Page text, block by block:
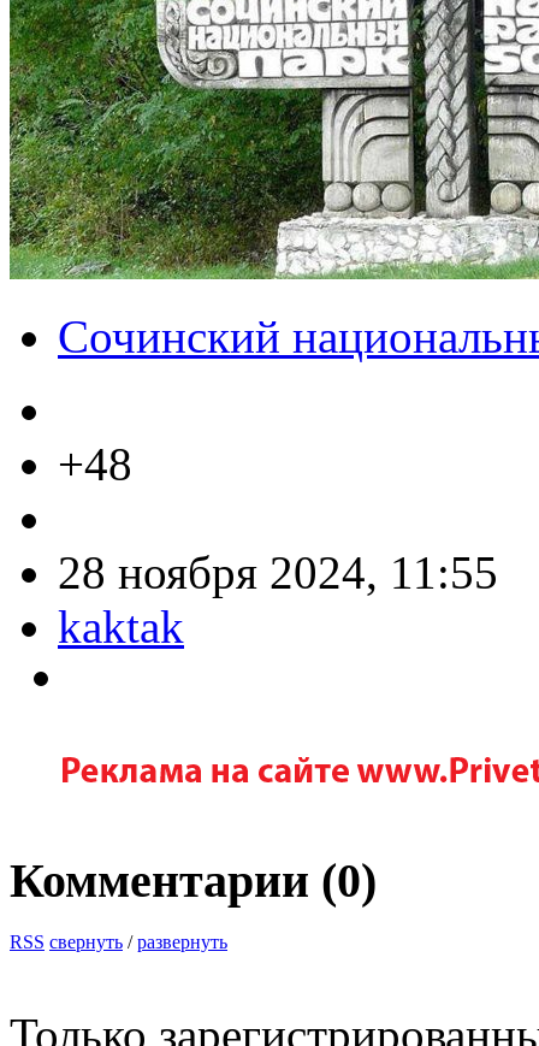
Сочинский
+48
28 ноября 2024, 11:55
kaktak
Комментарии (0)
RSS свернуть /развернуть
Только